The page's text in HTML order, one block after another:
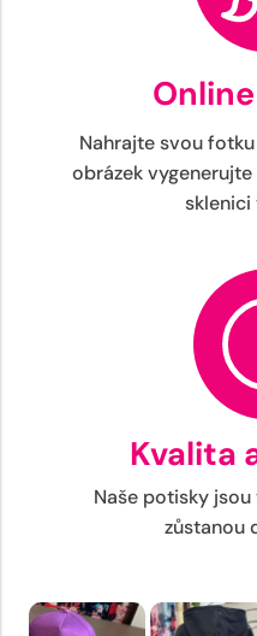
Nahrajte svou
obrázek
sklenici
Kvalita
Naše potisky
zůstanou